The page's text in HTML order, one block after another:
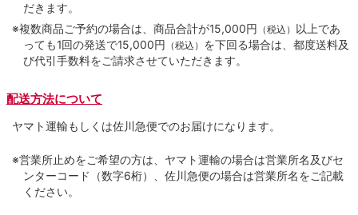
だきます。
※複数商品ご予約の場合は、商品合計が15,000円 （税込） 以上であ
っても1回の発送で15,000円 （税込） を下回る場合は、都度送料及
び代引手数料をご請求させていただきます。
配送方法について
ヤマト運輸もしくは佐川急便でのお届けになります。
※営業所止めをご希望の方は、ヤマト運輸の場合は営業所名及びセ
ンターコード（数字6桁）、佐川急便の場合は営業所名をご記載
ください。